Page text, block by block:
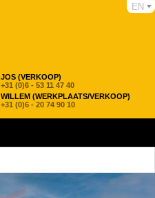
JOS (VERKOOP)
+31 (0)6 - 53 11 47 40
WILLEM (WERKPLAATS/VERKOOP)
+31 (0)6 - 20 74 90 10
EN